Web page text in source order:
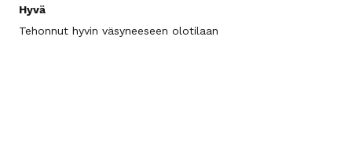
Hyvä
Tehonnut hyvin väsyneeseen olotilaan